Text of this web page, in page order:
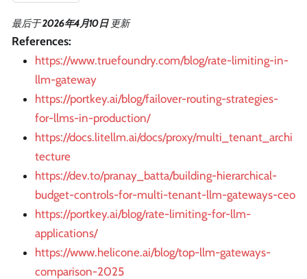
最后于2026年4月10日 更新
References:
https://www.truefoundry.com/blog/rate-limiting-in-
llm-gateway
https://portkey.ai/blog/failover-routing-strategies-
for-llms-in-production/
https://docs.litellm.ai/docs/proxy/multi_tenant_archi
tecture
https://dev.to/pranay_batta/building-hierarchical-
budget-controls-for-multi-tenant-llm-gateways-ceo
https://portkey.ai/blog/rate-limiting-for-llm-
applications/
https://www.helicone.ai/blog/top-llm-gateways-
comparison-2025